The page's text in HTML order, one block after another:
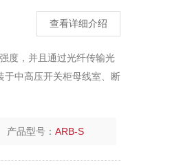
查看详细介绍
度，并且通过光纤传输光
于中高压开关柜母线室、断
产品型号：ARB-S